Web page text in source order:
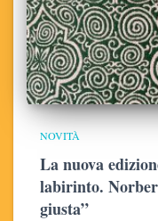
NOVITÀ
La nuova
labirinto.
giusta”